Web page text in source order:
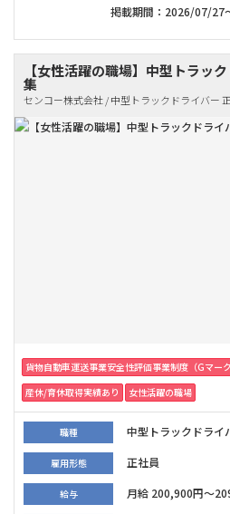
掲載期間：2026/07/27
【女性活躍の職場】中型トラッ
集
センコー株式会社 / 中型トラックドライバー
貨物自動車運送事業安全性評価事業制度（Gマーク
産休/育休取得実績あり
女性活躍の職場
職種 中型トラックドライ
雇用形態 正社員
給与 月給 200,900円～